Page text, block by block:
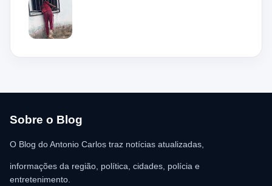
de 36 anos, teria tentado invadir um estabelecimento comercial,
mas acabou ficando preso na grade do imóvel. Ao chegar ao
local, a guarnição encontrou o homem deitado no chão,
aparentando estar desacordado. De acordo com a vítima,
chegada dos policiais. O Serviço de Atendimento Móvel de
para as providências legais.
Sobre o Blog
O Blog do Antonio Carlos traz notícias atualizadas,
informações da região, política, cidades, polícia e
entretenimento.